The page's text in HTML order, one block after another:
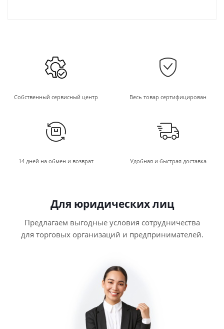
Собственный сервисный центр Весь товар сертифицирован
14 дней на обмен и возврат Удобная и быстрая доставка
Для юридических лиц
Предлагаем выгодные условия сотрудничества
для торговых организаций и предпринимателей.